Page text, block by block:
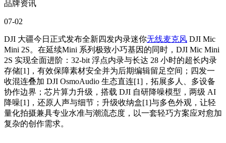
品牌资讯
07-02
DJI 大疆今日正式发布全新四发内录迷你无线麦克风 DJI Mic
Mini 2S。在延续Mini 系列极致小巧基因的同时， DJI Mic Mini
2S 实现全面进阶： 32-bit 浮点内录与长达 28 小时的超长内录
存储[1] ，有效保障素材安全并为后期编辑留足空间；四发一
收混连叠加 DJI OsmoAudio 生态直连[1] ，拓展多人、多设备
协作边界 ； 芯片算力升级，搭载 DJI 自研降噪模型，两级 AI
降噪[1] ，还原人声与细节 ； 升级收纳盒[1]与多色外观，让轻
量化拍摄兼具专业水准与潮流态度， 以一套轻巧方案应对愈加
复杂的创作需求。